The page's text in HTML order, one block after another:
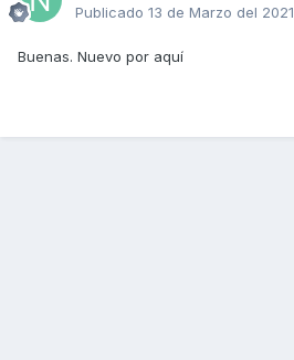
Publicado 13 de Marzo del 2021
Buenas. Nuevo por aquí